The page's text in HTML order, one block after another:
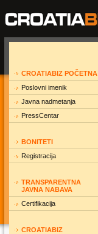
CROATIABIZ POČETNA
Poslovni imenik
Javna nadmetanja
PressCentar
BONITETI
Registracija
TRANSPARENTNA
JAVNA NABAVA
Certifikacija
CROATIABIZ